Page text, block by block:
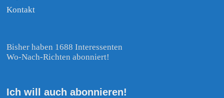
Kontakt
Bisher haben 1688 Interessenten
Wo-Nach-Richten abonniert!
Ich will auch abonnieren!